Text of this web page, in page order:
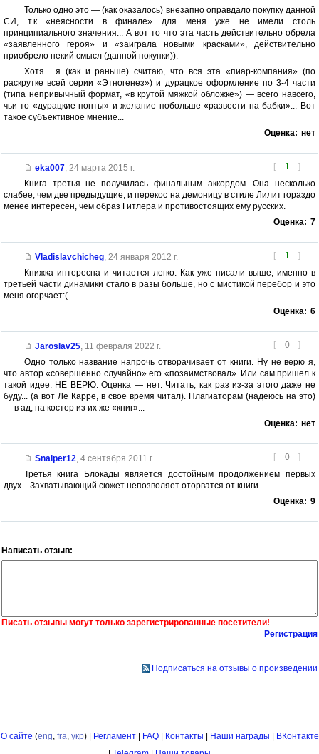
Только одно это — (как оказалось) внезапно оправдало покупку данной
СИ, т.к «неясности в финале» для меня уже не имели столь
принципиального значения... А вот то что эта часть действительно обрела
«заявленного героя» и «заиграла новыми красками», действительно
приобрело некий смысл (данной покупки)).
Хотя... я (как и раньше) считаю, что вся эта «пиар-компания» (по
раскрутке всей серии «Этногенез») и дурацкое оформление по 3-4 части
(типа непривычный формат, «в крутой мяжкой обложке») — всего навсего,
чьи-то «дурацкие понты» и желание побольше «развести на бабки»... Вот
такое субъективное мнение...
Оценка: нет
[ 1 ]
eka007, 24 марта 2015 г.
Книга третья не получилась финальным аккордом. Она несколько
слабее, чем две предыдущие, и перекос на демоницу в стиле Лилит гораздо
менее интересен, чем образ Гитлера и противостоящих ему русских.
Оценка: 7
[ 1 ]
Vladislavchicheg, 24 января 2012 г.
Книжка интересна и читается легко. Как уже писали выше, именно в
третьей части динамики стало в разы больше, но с мистикой перебор и это
меня огорчает:(
Оценка: 6
[ 0 ]
Jaroslav25, 11 февраля 2022 г.
Одно только название напрочь отворачивает от книги. Ну не верю я,
что автор «совершенно случайно» его «позаимствовал». Или сам пришел к
такой идее. НЕ ВЕРЮ. Оценка — нет. Читать, как раз из-за этого даже не
буду... (а вот Ле Карре, в свое время читал). Плагиаторам (надеюсь на это)
— в ад, на костер из их же «книг»...
Оценка: нет
[ 0 ]
Snaiper12 4 сентября 2011 г.
Третья книга Блокады является достойным продолжением первых
двух... Захватывающий сюжет непозволяет оторватся от книги...
Оценка: 9
Написать отзыв:
Писать отзывы могут только зарегистрированные посетители!
Регистрация
Подписаться на отзывы о произведении
О сайте (eng fra укр) | Регламент| FAQ| Контакты | Наши награды | ВКонтакте